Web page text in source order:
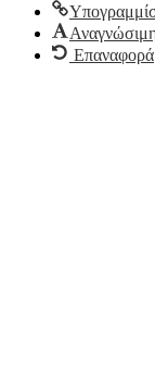
Επαναφορά